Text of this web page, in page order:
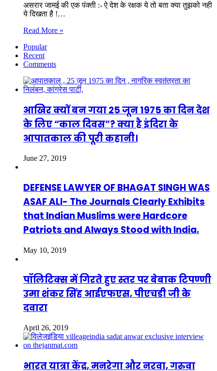
असरार जामई की एक पंक्ती :- ऐ देश के रक्षक ये तो बता क्या तुझको नही
ये दिखता है !…
Read More »
Popular
Recent
Comments
आखिर क्यों बन गया 25 जून 1975 का दिन देश
के लिए “काल दिवस”? क्या है इंदिरा के
आपातकाल की पूरी कहानी।
June 27, 2019
DEFENSE LAWYER OF BHAGAT SINGH WAS
ASAF ALI- The Journals Clearly Exhibits
that Indian Muslims were Hardcore
Patriots and Always Stood with India.
May 10, 2019
पॉलिटिक्स में गिरते हुए स्तर पर बेबाक टिपण्णी
उमा शंकर सिंह आईएफएस, पीएचडी जी के
दवारा
April 26, 2019
भारत यात्रा केंद्र, मनरेगा और नरवा, गरुवा